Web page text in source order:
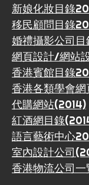
新娘化妝目錄
移民顧問目錄
婚禮攝影公司
網頁設計/網站
香港賓館目錄
香港各類學會
代購網站(2014)
紅酒網目錄
語言藝術中心
室內設計公司
香港物流公司